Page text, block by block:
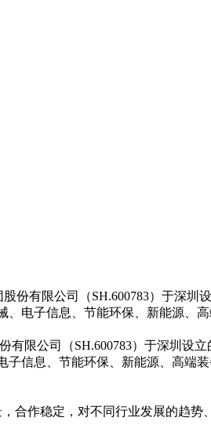
份有限公司（SH.600783）于深圳
电子信息、节能环保、新能源、
限公司（SH.600783）于深圳设立
信息、节能环保、新能源、高端
合作稳定，对不同行业发展的趋势